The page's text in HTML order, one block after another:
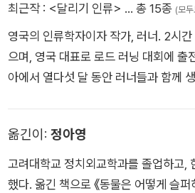
최근작 : <달리기 인류> … 총 15종 (모
영국의 인류학자이자 작가, 러너. 2시
으며, 영국 대표로 로드 러닝 대회에 출
아에서 열다섯 달 동안 러너들과 함께
거릿 미드상을 수상했다. 《가디언》 《러
등에 글을 기고해왔으며, 최근에는 네
력, 셀프 트래킹 및 도핑에 관한 연구를
옮긴이: 정아영
고려대학교 정치외교학과를 졸업하고,
했다. 옮긴 책으로 《동물은 어떻게 슬퍼